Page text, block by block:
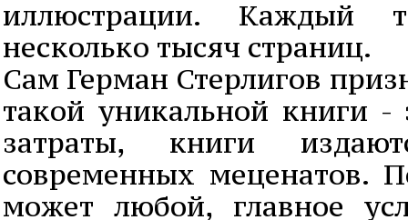
иллюстрации. Каждый
несколько тысяч страниц.
Сам Герман Стерлигов
такой уникальной книги -
затраты, книги
современных меценатов.
может любой, главное